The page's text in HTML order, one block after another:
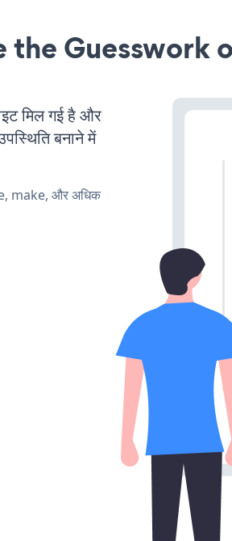
the Guesswork
मिल गई है और
बनाने में
make, और अधिक